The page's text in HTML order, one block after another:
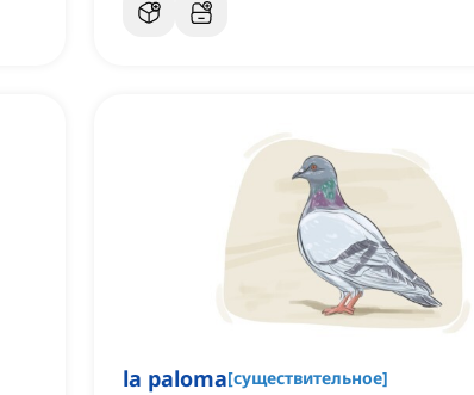
la paloma[существительное]